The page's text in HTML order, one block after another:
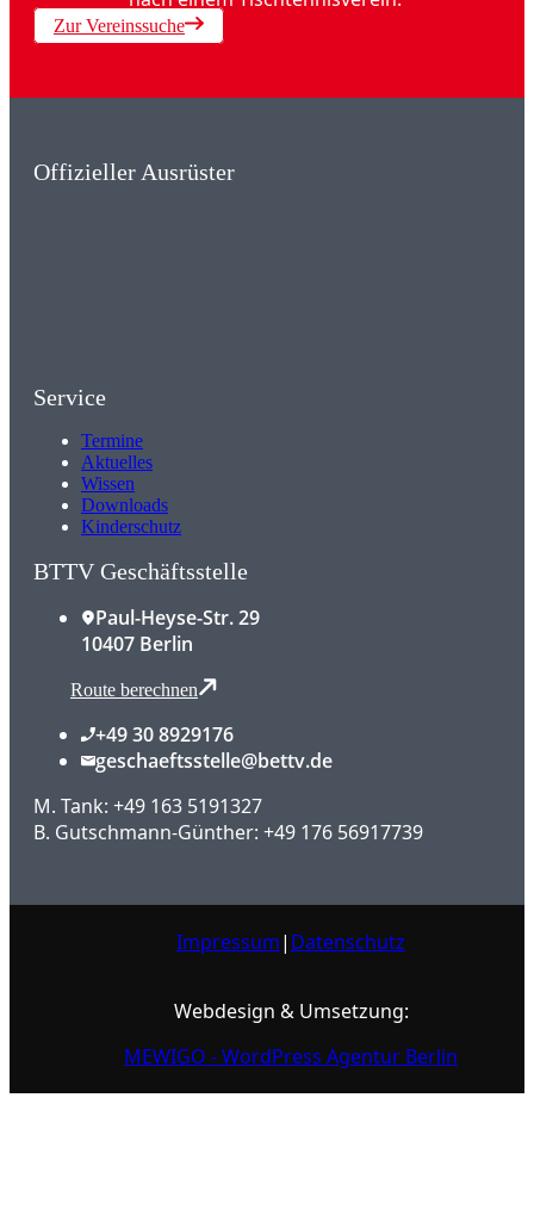
Zur Vereinssuche
Offizieller Ausrüster
Service
Termine
Aktuelles
Wissen
Downloads
Kinderschutz
BTTV Geschäftsstelle
Paul-Heyse-Str. 29
10407 Berlin
Route berechnen
+49 30 8929176
geschaeftsstelle@bettv.de
M. Tank: +49 163 5191327
B. Gutschmann-Günther: +49 176 56917739
Impressum| Datenschutz
Webdesign & Umsetzung:
MEWIGO - WordPress Agentur Berlin